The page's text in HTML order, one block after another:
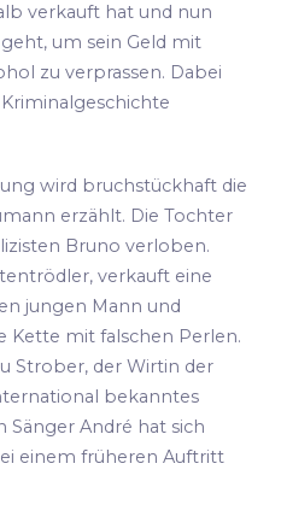
verkauft hat und nun
um sein Geld mit
zu verprassen. Dabei
wird bruchstückhaft die
erzählt. Die Tochter
Bruno verloben.
verkauft eine
jungen Mann und
mit falschen Perlen.
Strober, der Wirtin der
bekanntes
Sänger André hat sich
einem früheren Auftritt